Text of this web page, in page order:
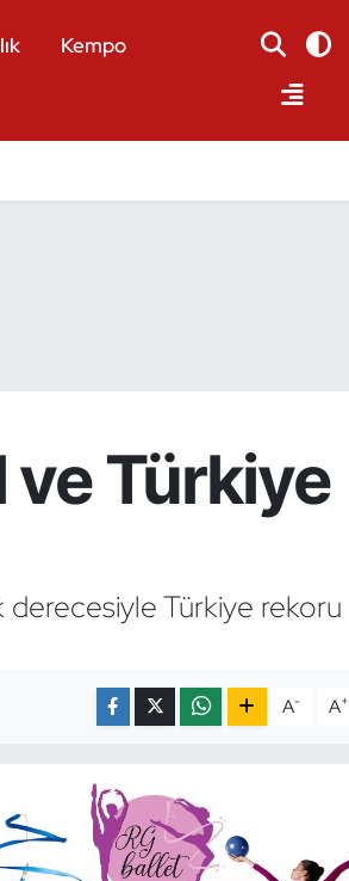
Kempo
ve Türkiye
derecesiyle Türkiye rekoru
A- A+